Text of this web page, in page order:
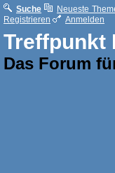
Suche Neueste
Registrieren
Anmelden
Treffpunkt
Das Forum